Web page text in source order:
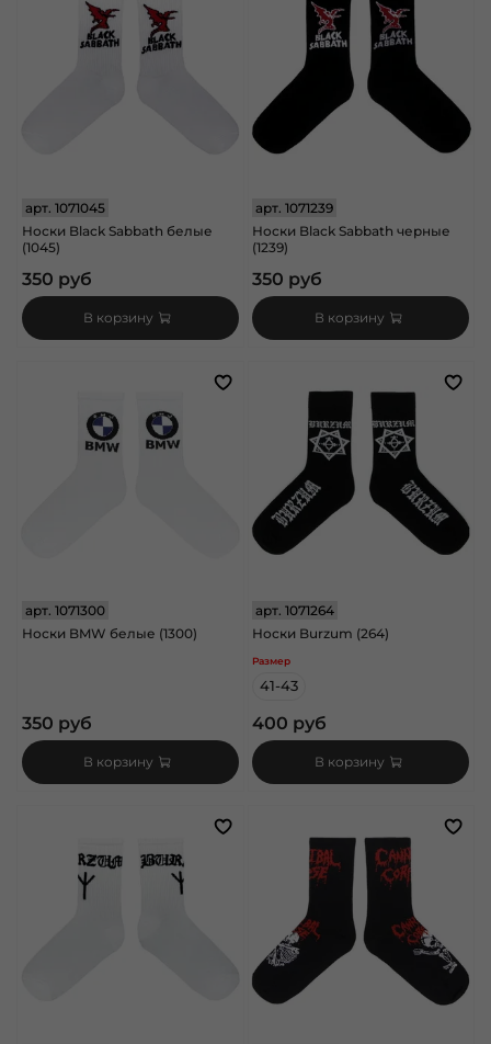
арт. 1071045
Носки Black Sabbath белые
(1045)
350 руб
В корзину
арт.1071239
Носки Black Sabbath черные
(1239)
350 руб
В корзину
арт. 1071300
Носки BMW белые (1300)
350 руб
В корзину
арт.1071264
Носки Burzum (264)
Размер
41-43
400 руб
В корзину